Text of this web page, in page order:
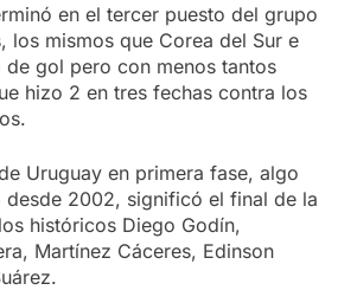
en el tercer puesto del grupo
los mismos que Corea del Sur e
de gol pero con menos tantos
hizo 2 en tres fechas contra los
Uruguay en primera fase, algo
desde 2002, significó el final de la
históricos Diego Godín,
Martínez Cáceres, Edinson